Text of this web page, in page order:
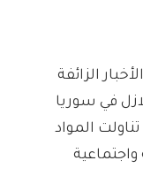
الزائفة
في سوريا
المواد
واجتماعية